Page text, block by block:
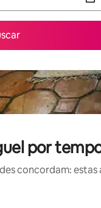
por
concordam: